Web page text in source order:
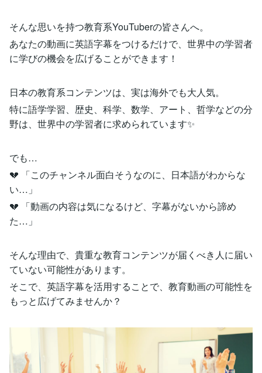
そんな思いを持つ教育系YouTuberの皆さんへ。
あなたの動画に英語字幕をつけるだけで、世界中の学習者
に学びの機会を広げることができます！
日本の教育系コンテンツは、実は海外でも大人気。
特に語学学習、歴史、科学、数学、アート、哲学などの分
野は、世界中の学習者に求められています✨
でも…
💔 「このチャンネル面白そうなのに、日本語がわからな
い…」
💔 「動画の内容は気になるけど、字幕がないから諦め
た…」
そんな理由で、貴重な教育コンテンツが届くべき人に届い
ていない可能性があります。
そこで、英語字幕を活用することで、教育動画の可能性を
もっと広げてみませんか？